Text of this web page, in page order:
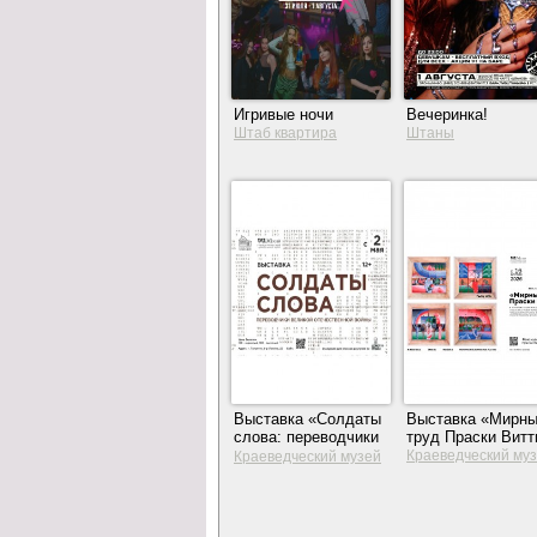
Игривые ночи
Штаб квартира
Вечеринка!
Штаны
Выставка «Солдаты
слова: переводчики
Великой
Краеведческий музей
Выставка
труд Праски
Краеведческий